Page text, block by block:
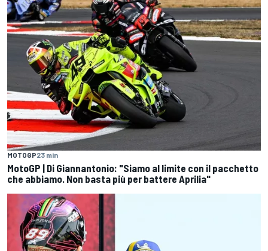
MOTOGP23 min
MotoGP | Di Giannantonio: "Siamo al limite con il pacchetto
che abbiamo. Non basta più per battere Aprilia"